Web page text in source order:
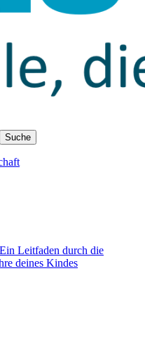
Leitfaden durch die
deines Kindes